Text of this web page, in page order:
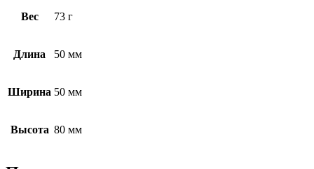
Вес 73 г
Длина 50 мм
Ширина 50 мм
Высота 80 мм